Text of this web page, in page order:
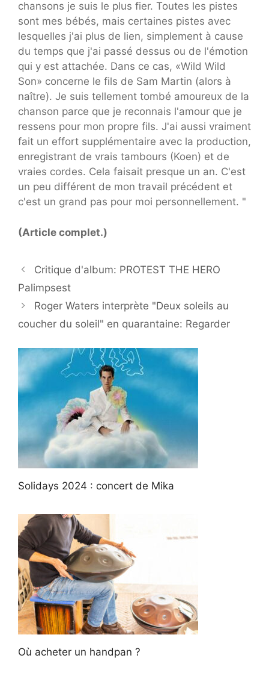
chansons je suis le plus fier. Toutes les pistes
sont mes bébés, mais certaines pistes avec
lesquelles j'ai plus de lien, simplement à cause
du temps que j'ai passé dessus ou de l'émotion
qui y est attachée. Dans ce cas, «Wild Wild
Son» concerne le fils de Sam Martin (alors à
naître). Je suis tellement tombé amoureux de la
chanson parce que je reconnais l'amour que je
ressens pour mon propre fils. J'ai aussi vraiment
fait un effort supplémentaire avec la production,
enregistrant de vrais tambours (Koen) et de
vraies cordes. Cela faisait presque un an. C'est
un peu différent de mon travail précédent et
c'est un grand pas pour moi personnellement. "
(Article complet.)
Critique d'album: PROTEST THE HERO
Palimpsest
Roger Waters interprète "Deux soleils au
coucher du soleil" en quarantaine: Regarder
Solidays 2024 : concert de Mika
Où acheter un handpan ?